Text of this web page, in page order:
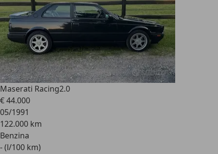
Maserati Racing2.0
€ 44.000
05/1991
122.000 km
Benzina
- (l/100 km)